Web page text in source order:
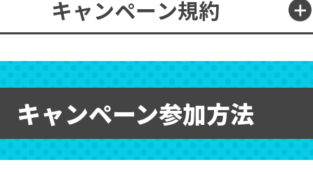
キャンペーン規約
キャンペーン参加方法